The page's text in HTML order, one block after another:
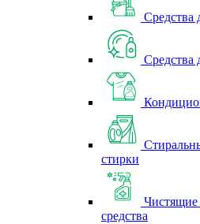
Средства
Средства
стирки
средства